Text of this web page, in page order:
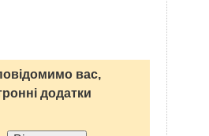
вас,
додатки